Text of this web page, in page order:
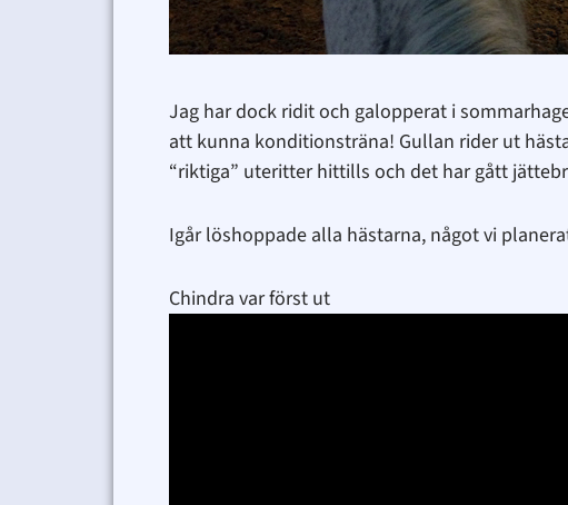
Jag har dock ridit och galopperat i
att kunna konditionsträna! Gullan rider ut
“riktiga” uteritter hittills och det har gått
Igår löshoppade alla hästarna, något vi
Chindra var först ut